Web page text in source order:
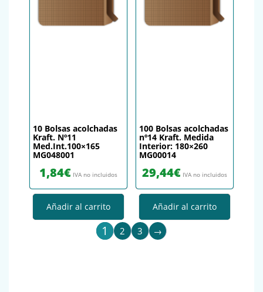
10 Bolsas acolchadas
Kraft. Nº11
Med.Int.100×165
MG048001
1,84€ IVA no incluidos
Añadir al carrito
100 Bolsas acolchadas
nº14 Kraft. Medida
Interior: 180×260
MG00014
29,44€ IVA no incluidos
Añadir al carrito
1 2 3 →